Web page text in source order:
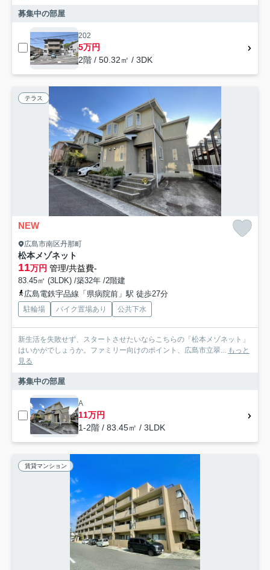
募集中の部屋
202
5万円
2階 / 50.32㎡ / 3DK
テラス
NEW
広島市南区丹那町
松本メゾネット
11万円 管理/共益費-
83.45㎡ (3LDK) /築32年 /2階建
広島電鉄宇品線「県病院前」駅 徒歩27分
駐輪場 バイク置場あり 公共下水
新生活を失敗せず、スタートさせたいならこちらの「松本メゾネット」
はいかがでしょうか。ファミリー向けのポイント、広島市立翠... もっと
見る
募集中の部屋
A
11万円
1-2階 / 83.45㎡ / 3LDK
賃貸マンション